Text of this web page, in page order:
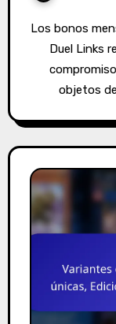
Los bonos mensuales de inicio de sesión en Yu-Gi-Oh!
Duel Links
objetos